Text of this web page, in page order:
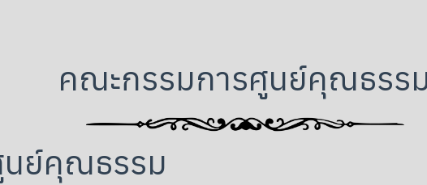
คณะกรรมการศูนย์คุณธรร
นย์คุณธรรม